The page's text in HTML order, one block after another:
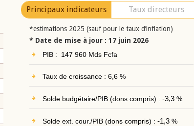
Principaux indicateurs Taux directeurs
*estimations 2025 (sauf pour le taux d’inflation)
* Date de mise à jour : 17 juin 2026
PIB : 147 960 Mds Fcfa
Taux de croissance : 6,6 %
Solde budgétaire/PIB (dons compris) : -3,3%
Solde ext. cour./PIB (dons compris) : -1,3%